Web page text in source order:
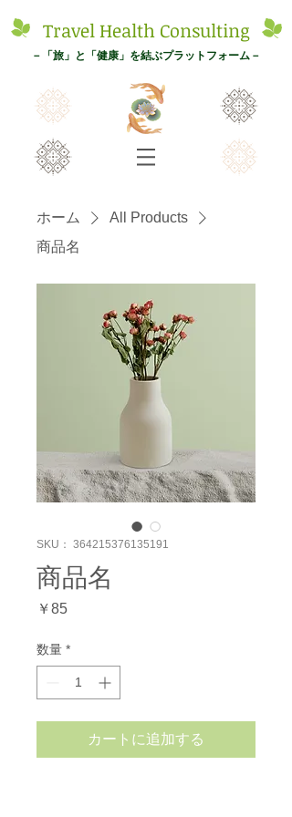
TravelHealth Consulting
－ 「旅 」と「健康」を結ぶプラットフォーム－
ホーム
All Products
商品名
SKU： 364215376135191
商品名
￥85価
数量 *
カートに追加する